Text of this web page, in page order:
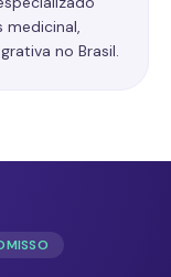
no Brasil.